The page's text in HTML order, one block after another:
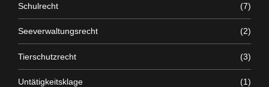
Schulrecht (7)
Seeverwaltungsrecht (2)
Tierschutzrecht (3)
Untätigkeitsklage (1)